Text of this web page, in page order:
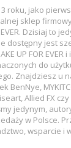
roku, jako
sklep
EVER. Dzisiaj to
dostępny jest
UP FOR EVER
do
Znajdziesz u
BenNye,
Allied FX
jedynym,
w Polsce.
wsparcie i